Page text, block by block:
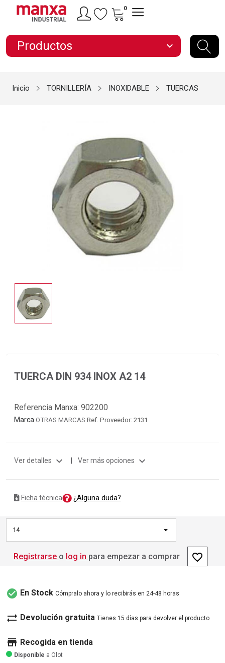
0
Productos expand_more
Inicio TORNILLERÍA INOXIDABLE TUERCAS
TUERCA DIN 934 INOX A2 14
Referencia Manxa: 902200
Marca OTRAS MARCAS Ref. Proveedor: 2131
Ver detalles expand_more | Ver más opciones expand_more
Ficha técnica ¿Alguna duda?
14
Registrarse o log in para empezar a comprar favorite_border
check_circle En Stock Cómpralo ahora y lo recibirás en 24-48 horas
sync_alt Devolución gratuita Tienes 15 días para devolver el producto
store Recogida en tienda
Disponible a Olot